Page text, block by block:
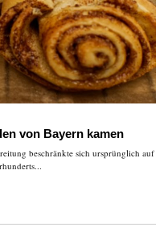
von Bayern kamen
beschränkte sich ursprünglich auf